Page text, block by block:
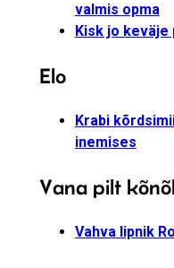
valmis opma
Kisk jo keväje
Elo
Krabi
inemises
Vana pilt
Vahva lipnik